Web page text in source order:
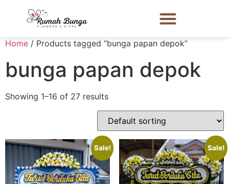
Home / Products tagged “bunga papan depok”
bunga papan depok
Showing 1–16 of 27 results
Sale! Sale!